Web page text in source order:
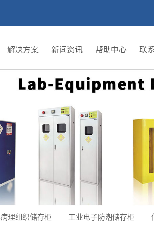
解决方案 新闻资讯 帮助中心 联
病理组织储存柜 工业电子防潮储存柜